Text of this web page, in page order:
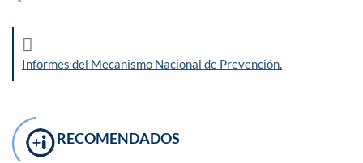
Informes del Mecanismo Nacional de Prevención.
RECOMENDADOS